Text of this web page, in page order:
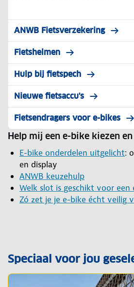
ANWB Fietsverzekering
Fietshelmen
Hulp bij fietspech
Nieuwe fietsaccu's
Fietsendragers voor e-bikes
Help mij een e-bike kiezen
E-bike onderdelen uitgelicht:
en display
ANWB keuzehulp
Welk slot is geschikt voor een
Zó zet je je e-bike écht veilig
Speciaal voor jou